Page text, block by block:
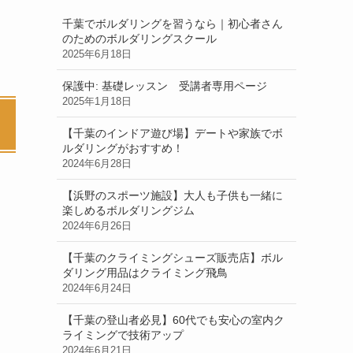
千葉でボルダリングを習うなら｜初心者さん
のためのボルダリングスクール
2025年6月18日
保護中: 基礎レッスン 受講者専用ページ
2025年1月18日
【千葉のインドア遊び場】デートや家族でボ
ルダリングがおすすめ！
2024年6月28日
【浜野のスポーツ施設】大人も子供も一緒に
楽しめるボルダリングジム
2024年6月26日
【千葉のクライミングシューズ販売店】ボル
ダリング用品はクライミング飛鳥
2024年6月24日
【千葉の登山者必見】60代でも安心の室内ク
ライミングで技術アップ
2024年6月21日